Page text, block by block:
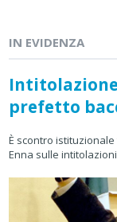
IN EVIDENZA
prefetto
È scontro
Enna sulle